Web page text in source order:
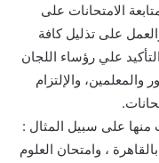
الامتحانات على
على تذليل كافة
علي رؤساء اللجان
والإلتزام
على سبيل المثال :
، وامتحان العلوم